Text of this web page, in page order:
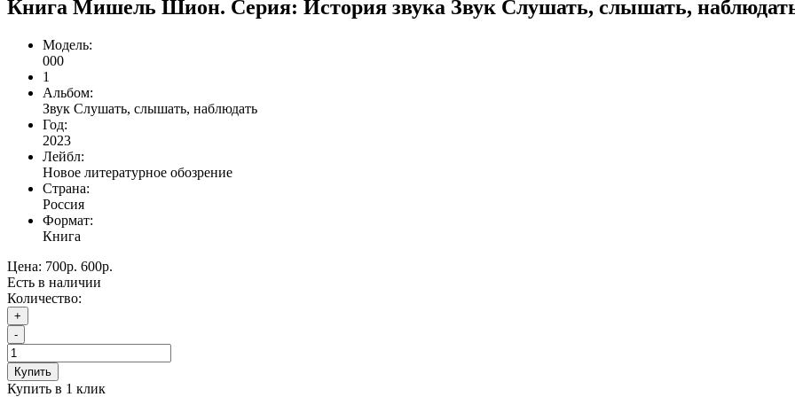
Книга Мишель Шион. Серия: История звука Звук Cлушать, слышать,
Модель:
000
1
Альбом:
Звук Cлушать, слышать, наблюдать
Год:
2023
Лейбл:
Новое литературное обозрение
Страна:
Россия
Формат:
Книга
Цена: 700р. 600р.
Есть в наличии
Количество:
+
-
Купить
Купить в 1 клик